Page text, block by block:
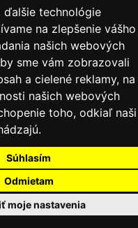
ďalšie technológie
na zlepšenie vášho
našich webových
sme vám zobrazovali
a cielené reklamy, na
našich webových
toho, odkiaľ naši
Súhlasím
Odmietam
moje nastavenia
NÁS
SA DO ZÁKAZNÍCKEJ ZÓNY
obchodné podmienky
údajov